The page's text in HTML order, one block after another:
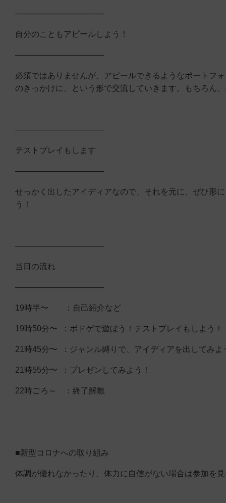
────────────────
自分のこともアピールしよう！
────────────────
必須ではありませんが、アピールできるようなポートフ
のきっかけに、という形で交流していきます。もちろん
────────────────
テストプレイもします
────────────────
せっかく出したアイディアなので、それを元に、ぜひ形
う！
────────────────
当日の流れ
────────────────
19時半〜 ：自己紹介など
19時50分〜 ：ボドゲで遊ぼう！テストプレイもしよう！
21時45分〜 ：ジャンル縛りで、アイディアを出してみよ
21時55分〜 ：プレゼンしてみよう！
22時ごろ～ ：終了解散
■新型コロナへの取り組み
体調が優れなかったり、体力に自信がない場合は参加を